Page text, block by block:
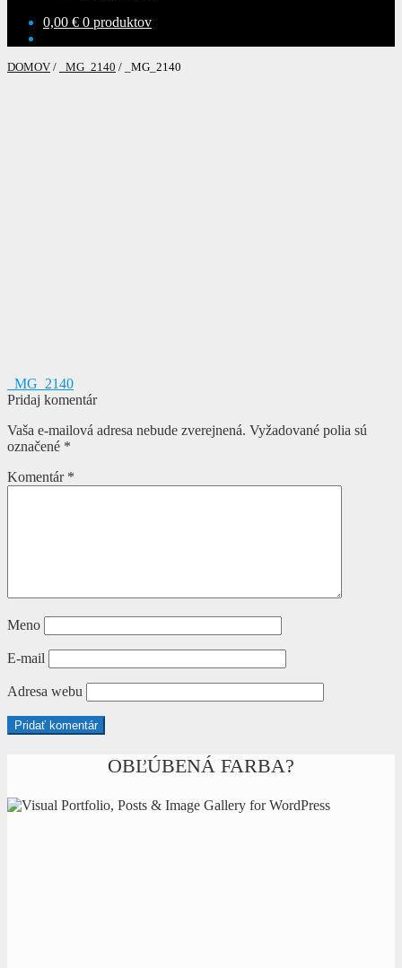
0,00 € 0 produktov
DOMOV / _MG_2140 / _MG_2140
Navigácia
v
článku
Predchádzajúci
článok:
_MG_2140
Pridaj komentár
Vaša e-mailová adresa nebude zverejnená. Vyžadované polia sú
označené *
Komentár *
Meno
E-mail
Adresa webu
OBĽÚBENÁ FARBA?